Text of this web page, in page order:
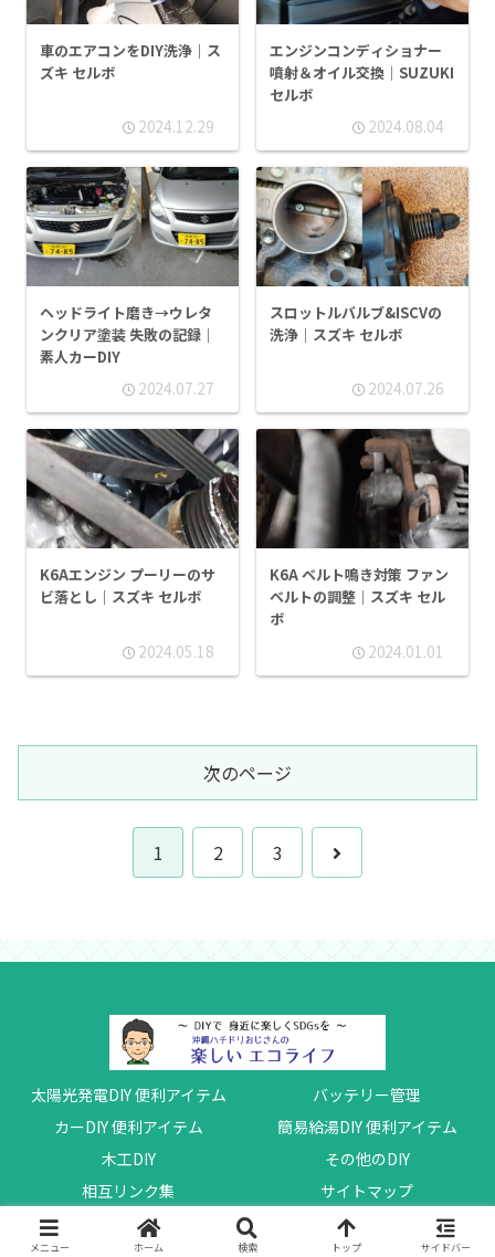
車のエアコンをDIY洗浄｜ス
ズキ セルボ
2024.12.29
エンジンコンディショナー
噴射＆オイル交換｜SUZUKI
セルボ
2024.08.04
ヘッドライト磨き→ウレタ
ンクリア塗装 失敗の記録｜
素人カーDIY
2024.07.27
スロットルバルブ&ISCVの
洗浄｜スズキ セルボ
2024.07.26
K6Aエンジン プーリーのサ
ビ落とし｜スズキ セルボ
2024.05.18
K6A ベルト鳴き対策 ファン
ベルトの調整｜スズキ セル
ボ
2024.01.01
次のページ
1 2 3
次
太陽光発電DIY 便利アイテム
バッテリー管理
カーDIY 便利アイテム
簡易給湯DIY 便利アイテム
木工DIY
その他のDIY
相互リンク集
サイトマップ
© 2017 沖縄ハチドリの楽しいエコライフ.
メニュー ホーム 検索 トップ サイドバー